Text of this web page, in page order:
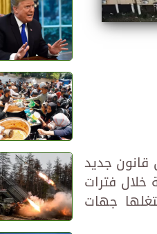
قانون جديد
فترات
جهات